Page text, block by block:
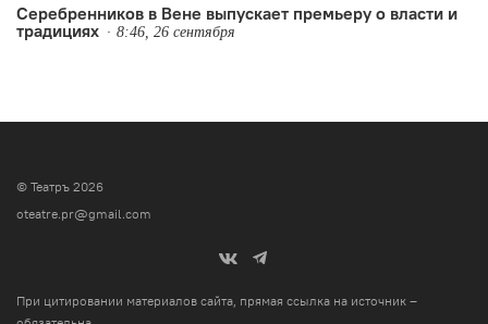
Серебренников в Вене выпускает премьеру о власти и
традициях
8:46, 26 сентября
© Театръ 2026
oteatre.pr@gmail.com
При цитировании материалов сайта, прямая ссылка на источник –